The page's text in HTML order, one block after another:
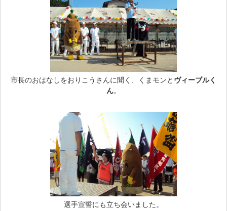
市長のおはなしをおりこうさんに聞く、くまモンと ヴィーブルく
ん。
選手宣誓にも立ち会いました。